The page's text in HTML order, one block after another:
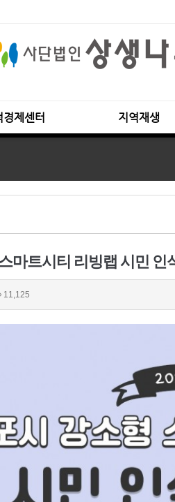
경제센터 지역재생
마트시티 리빙랩 시민
11,125